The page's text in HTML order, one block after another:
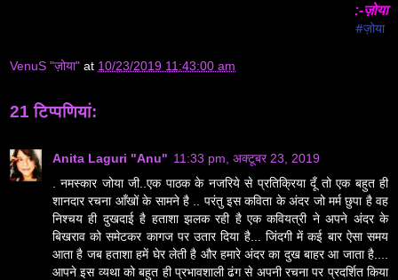
:-ज़ोया
#ज़ोया
VenuS "ज़ोया" at 10/23/2019 11:43:00 am
21 टिप्‍पणियां:
Anita Laguri "Anu" 11:33 pm, अक्टूबर 23, 2019
. नमस्कार जोया जी..एक पाठक के नजरिये से प्रतिक्रिया दूँ तो एक बहुत ही
शानदार रचना आँखों के सामने है .. परंतु इस कविता के अंदर जो मर्म छुपा है वह
निश्चय ही दुखदाई है हताशा झलक रही है एक कवियत्री ने अपने अंदर के
बिखराव को समेटकर कागज पर उतार दिया है... जिंदगी में कई बार ऐसा समय
आता है जब हताशा हमें घेर लेती है और हमारे अंदर का दुख बाहर आ जाता है....
आपने इस व्यथा को बहुत ही प्रभावशाली ढंग से अपनी रचना पर प्रदर्शित किया